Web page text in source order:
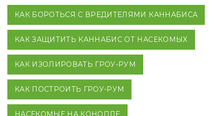
КАК БОРОТЬСЯ С ВРЕДИТЕЛЯМИ КАННАБИСА
КАК ЗАЩИТИТЬ КАННАБИС ОТ НАСЕКОМЫХ
КАК ИЗОЛИРОВАТЬ ГРОУ-РУМ
КАК ПОСТРОИТЬ ГРОУ-РУМ
НАСЕКОМЫЕ НА КОНОПЛЕ